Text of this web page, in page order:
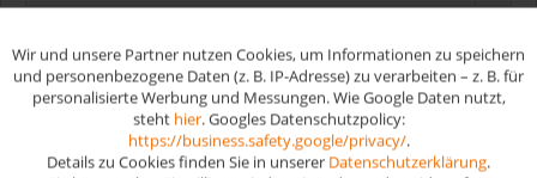
In denWarenkorb
Funktionale Aktiv
Aktiv
Wir und unsere Partner nutzen Cookies, um Informationen zu speichern
und personenbezogene Daten (z. B. IP-Adresse) zu verarbeiten – z. B. für
personalisierte Werbung und Messungen. Wie Google Daten nutzt,
steht hier. Googles Datenschutzpolicy:
https://business.safety.google/privacy/.
Details zu Cookies finden Sie in unserer Datenschutzerklärung.